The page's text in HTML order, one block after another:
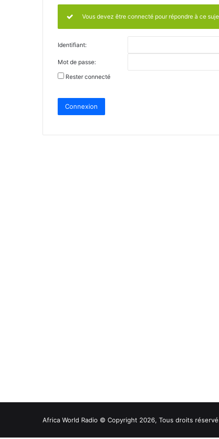
Vous devez être connecté pour répondre à ce
Identifiant:
Mot de passe:
Rester connecté
Connexion
Africa World Radio © Copyright 2026, Tous droits